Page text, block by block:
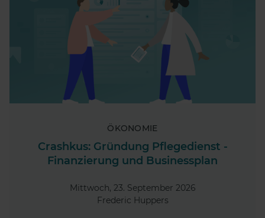
ÖKONOMIE
Crashkus: Gründung Pflegedienst -
Finanzierung und Businessplan
Mittwoch, 23. September 2026
Frederic Huppers